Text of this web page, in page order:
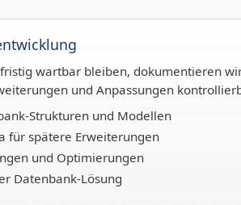
wartbar bleiben, dokumentieren
und Anpassungen
Strukturen und Modellen
für spätere Erweiterungen
und Optimierungen
Datenbank-Lösung